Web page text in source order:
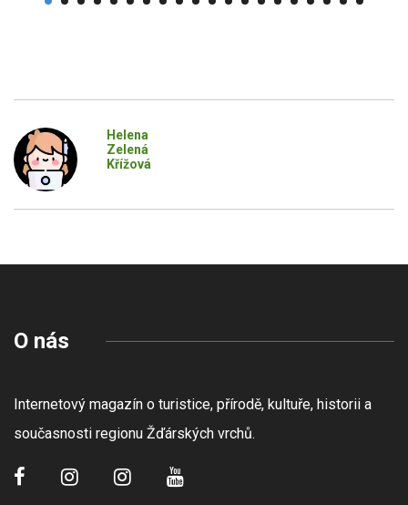
Helena
Zelená
Křížová
O nás
Internetový magazín o turistice, přírodě, kultuře, historii a
současnosti regionu Žďárských vrchů.